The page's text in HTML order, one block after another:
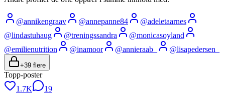
@annikengraav @annepanne84 @adeletaarnes
@lindastuhaug @treningssandra @monicasoyland
@emilienutrition @inamoor @annieraab_ @lisapedersen_
+39 flere
Topp-poster
1.7K
19